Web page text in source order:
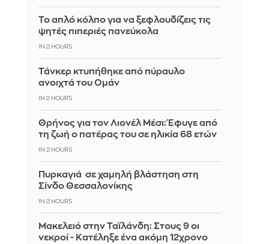
Το απλό κόλπο για να ξεφλουδίζεις τις
ψητές πιπεριές πανεύκολα
IN 2 HOURS
Τάνκερ κτυπήθηκε από πύραυλο
ανοιχτά του Ομάν
IN 2 HOURS
Θρήνος για τον Λιονέλ Μέσι: Έφυγε από
τη ζωή ο πατέρας του σε ηλικία 68 ετών
IN 2 HOURS
Πυρκαγιά σε χαμηλή βλάστηση στη
Σίνδο Θεσσαλονίκης
IN 2 HOURS
Μακελειό στην Ταϊλάνδη: Στους 9 οι
νεκροί - Κατέληξε ένα ακόμη 12χρονο